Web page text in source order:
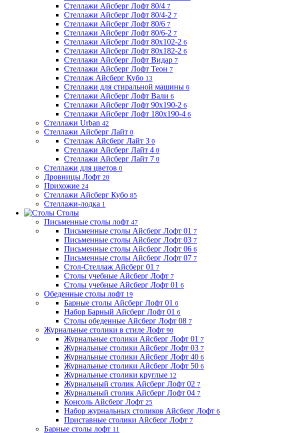
Стеллажи Айсберг Лофт 80/4 7
Стеллажи Айсберг Лофт 80/4-2 7
Стеллажи Айсберг Лофт 80/6 7
Стеллажи Айсберг Лофт 80/6-2 7
Стеллажи Айсберг Лофт 80х102-2 6
Стеллажи Айсберг Лофт 80х182-2 6
Стеллажи Айсберг Лофт Видар 7
Стеллажи Айсберг Лофт Теон 7
Стеллаж Айсберг Кубо 13
Стеллажи для стиральной машины 6
Стеллажи Айсберг Лофт Вали 6
Стеллажи Айсберг Лофт 90х190-2 6
Стеллажи Айсберг Лофт 180х190-4 6
Стеллажи Urban 42
Стеллажи Айсберг Лайт 0
Стеллаж Айсберг Лайт 3 0
Стеллажи Айсберг Лайт 4 0
Стеллажи Айсберг Лайт 7 0
Стеллажи для цветов 0
Дровницы Лофт 20
Прихожие 24
Стеллажи Айсберг Кубо 85
Стеллажи-лодка 1
Столы
Письменные столы лофт 47
Письменные столы Айсберг Лофт 01 7
Письменные столы Айсберг Лофт 03 7
Письменные столы Айсберг Лофт 06 6
Письменные столы Айсберг Лофт 07 7
Стол-Стеллаж Айсберг 01 7
Столы учебные Айсберг Лофт 7
Столы учебные Айсберг Лофт 01 6
Обеденные столы лофт 19
Барные столы Айсберг Лофт 01 6
Набор Барный Айсберг Лофт 01 6
Столы обеденные Айсберг Лофт 08 7
Журнальные столики в стиле Лофт 90
Журнальные столики Айсберг Лофт 01 7
Журнальные столики Айсберг Лофт 03 7
Журнальные столики Айсберг Лофт 40 6
Журнальные столики Айсберг Лофт 50 6
Журнальные столики круглые 12
Журнальный столик Айсберг Лофт 02 7
Журнальный столик Айсберг Лофт 04 7
Консоль Айсберг Лофт 25
Набор журнальных столиков Айсберг Лофт 6
Приставные столики Айсберг Лофт 7
Барные столы лофт 11